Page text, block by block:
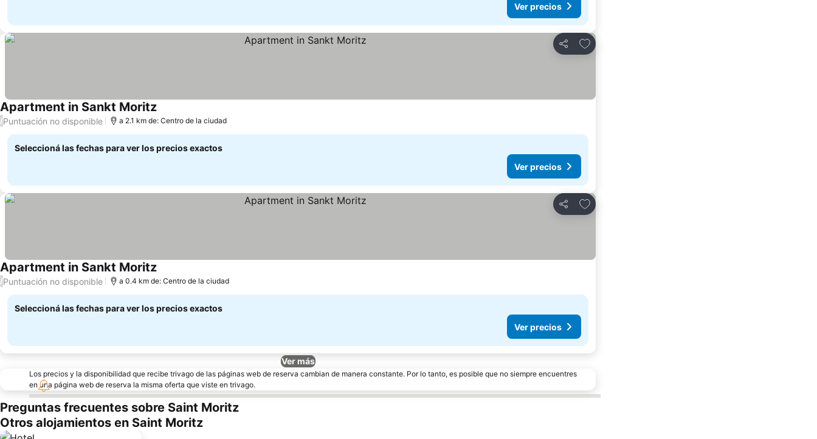
Ver precios
Compartir
Añadir a favoritos
Apartment in Sankt MoritzVer precios
/Puntuación no disponible a 2.1 km de: Centro de la ciudad
Seleccioná las fechas para ver los precios exactos
Ver precios
Compartir
Añadir a favoritos
Apartment in Sankt MoritzVer precios
/Puntuación no disponible a 0.4 km de: Centro de la ciudad
Seleccioná las fechas para ver los precios exactos
Ver precios
Ver más
Los precios y la disponibilidad que recibe trivago de las páginas web de reserva cambian de manera constante. Por lo tanto, es posible que no siempre encuentres
en una página web de reserva la misma oferta que viste en trivago.
Preguntas frecuentes sobre Saint Moritz
Otros alojamientos en Saint Moritz